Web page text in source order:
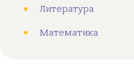
Литература
Математика